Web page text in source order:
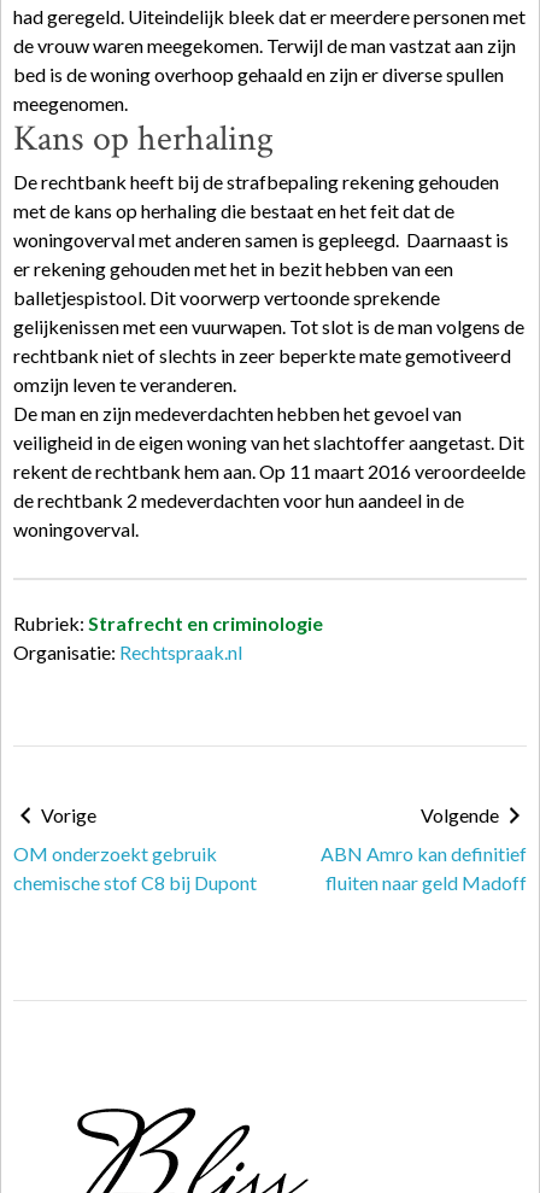
had geregeld. Uiteindelijk bleek dat er meerdere personen met
de vrouw waren meegekomen. Terwijl de man vastzat aan zijn
bed is de woning overhoop gehaald en zijn er diverse spullen
meegenomen.
Kans op herhaling
De rechtbank heeft bij de strafbepaling rekening gehouden
met de kans op herhaling die bestaat en het feit dat de
woningoverval met anderen samen is gepleegd. Daarnaast is
er rekening gehouden met het in bezit hebben van een
balletjespistool. Dit voorwerp vertoonde sprekende
gelijkenissen met een vuurwapen. Tot slot is de man volgens de
rechtbank niet of slechts in zeer beperkte mate gemotiveerd
omzijn leven te veranderen.
De man en zijn medeverdachten hebben het gevoel van
veiligheid in de eigen woning van het slachtoffer aangetast. Dit
rekent de rechtbank hem aan. Op 11 maart 2016 veroordeelde
de rechtbank 2 medeverdachten voor hun aandeel in de
woningoverval.
Rubriek: Strafrecht en criminologie
Organisatie: Rechtspraak.nl
Vorige
OM onderzoekt gebruik
chemische stof C8 bij Dupont
Volgende
ABN Amro kan definitief
fluiten naar geld Madoff